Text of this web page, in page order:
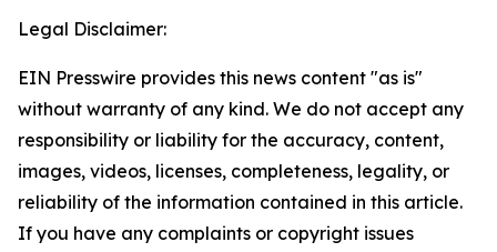
Legal Disclaimer:
EIN Presswire provides this news content "as is"
without warranty of any kind. We do not accept any
responsibility or liability for the accuracy, content,
images, videos, licenses, completeness, legality, or
reliability of the information contained in this article.
If you have any complaints or copyright issues